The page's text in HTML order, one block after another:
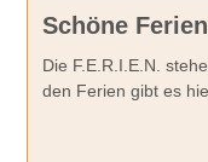
Schöne Ferien
Die F.E.R.I.E.N.
den Ferien gibt es